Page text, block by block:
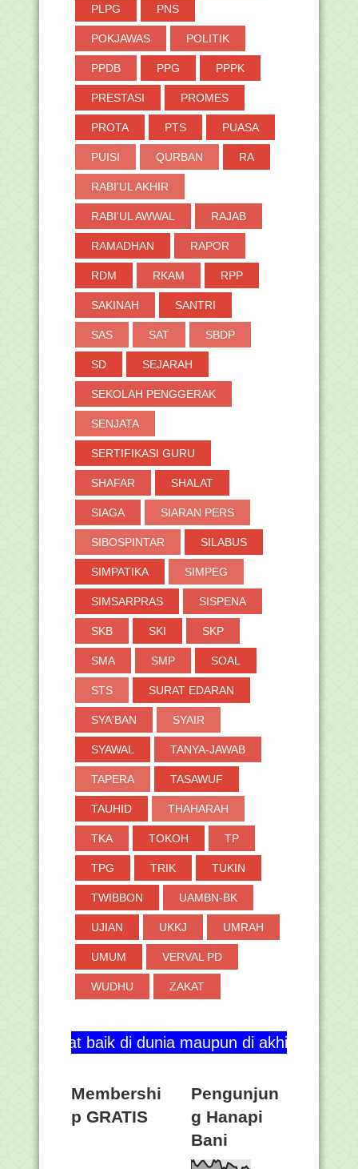
PLPG PNS
POKJAWAS POLITIK
PPDB PPG PPPK
PRESTASI PROMES
PROTA PTS PUASA
PUISI QURBAN RA
RABI'UL AKHIR
RABI'UL AWWAL RAJAB
RAMADHAN RAPOR
RDM RKAM RPP
SAKINAH SANTRI
SAS SAT SBDP
SD SEJARAH
SEKOLAH PENGGERAK
SENJATA
SERTIFIKASI GURU
SHAFAR SHALAT
SIAGA SIARAN PERS
SIBOSPINTAR SILABUS
SIMPATIKA SIMPEG
SIMSARPRAS SISPENA
SKB SKI SKP
SMA SMP SOAL
STS SURAT EDARAN
SYA'BAN SYAIR
SYAWAL TANYA-JAWAB
TAPERA TASAWUF
TAUHID THAHARAH
TKA TOKOH TP
TPG TRIK TUKIN
TWIBBON UAMBN-BK
UJIAN UKKJ UMRAH
UMUM VERVAL PD
WUDHU ZAKAT
baik di dunia maupun di akhirat. Aamiin ya
Membershi
p GRATIS
Pengunjun
g Hanapi
Bani